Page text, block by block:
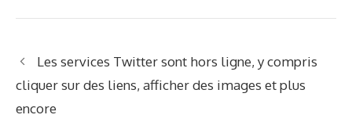
Les services Twitter sont hors ligne, y compris
cliquer sur des liens, afficher des images et plus
encore